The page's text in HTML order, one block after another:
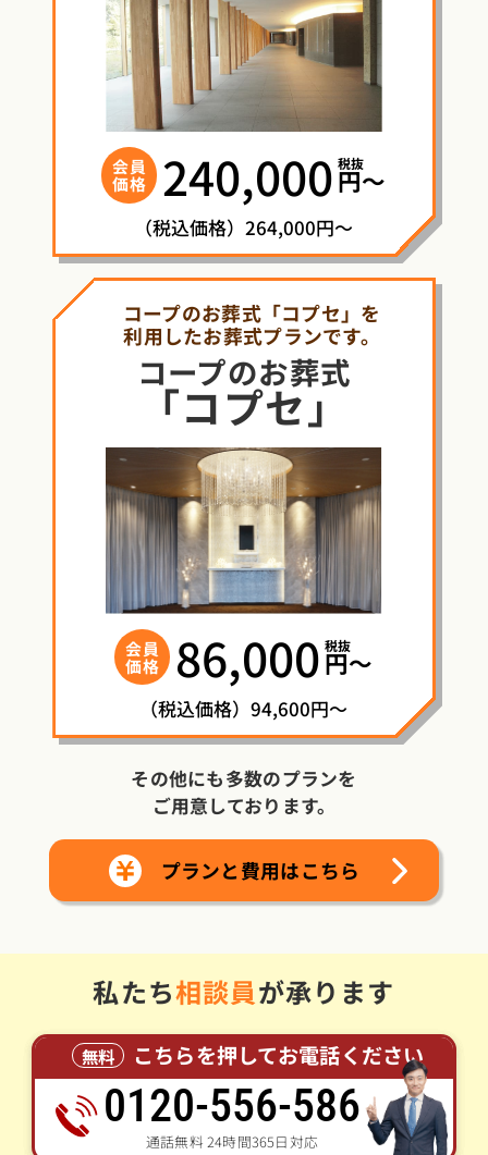
会員
価格 240,000 税抜
円〜
（税込価格）264,000円～
コープのお葬式「コプセ」を
利用したお葬式プランです。
コープのお葬式
「コプセ」
会員
価格 86,000 税抜
円〜
（税込価格）94,600円～
その他にも多数のプランを
ご用意しております。
プランと費用はこちら
私たち相談員が承ります
無料 こちらを押してお電話ください
0120-556-586
通話無料 24時間365日対応